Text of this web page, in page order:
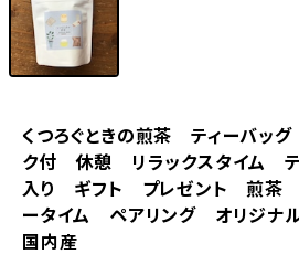
くつろぐときの煎茶 ティーバ
ク付 休憩 リラックスタイム
入り ギフト プレゼント 煎
ータイム ペアリング オリジナ
国内産